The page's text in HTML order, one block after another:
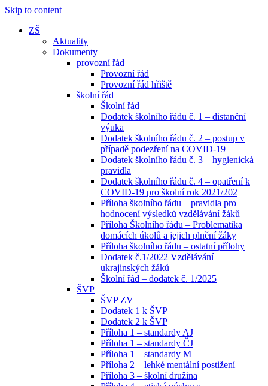
Skip to content
ZŠ
Aktuality
Dokumenty
provozní řád
Provozní řád
Provozní řád hřiště
školní řád
Školní řád
Dodatek školního řádu č. 1 – distanční
výuka
Dodatek školního řádu č. 2 – postup v
případě podezření na COVID-19
Dodatek školního řádu č. 3 – hygienická
pravidla
Dodatek školního řádu č. 4 – opatření k
COVID-19 pro školní rok 2021/202
Příloha školního řádu – pravidla pro
hodnocení výsledků vzdělávání žáků
Příloha Školního řádu – Problematika
domácích úkolů a jejich plnění žáky
Příloha školního řádu – ostatní přílohy
Dodatek č.1/2022 Vzdělávání
ukrajinských žáků
Školní řád – dodatek č. 1/2025
ŠVP
ŠVP ZV
Dodatek 1 k ŠVP
Dodatek 2 k ŠVP
Příloha 1 – standardy AJ
Příloha 1 – standardy ČJ
Příloha 1 – standardy M
Příloha 2 – lehké mentální postižení
Příloha 3 – školní družina